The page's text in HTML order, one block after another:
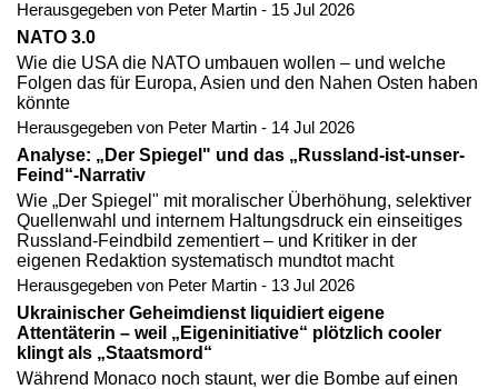
Herausgegeben von Peter Martin - 15 Jul 2026
NATO 3.0
Wie die USA die NATO umbauen wollen – und welche
Folgen das für Europa, Asien und den Nahen Osten haben
könnte
Herausgegeben von Peter Martin - 14 Jul 2026
Analyse: „Der Spiegel" und das „Russland-ist-unser-
Feind“-Narrativ
Wie „Der Spiegel" mit moralischer Überhöhung, selektiver
Quellenwahl und internem Haltungsdruck ein einseitiges
Russland-Feindbild zementiert – und Kritiker in der
eigenen Redaktion systematisch mundtot macht
Herausgegeben von Peter Martin - 13 Jul 2026
Ukrainischer Geheimdienst liquidiert eigene
Attentäterin – weil „Eigeninitiative“ plötzlich cooler
klingt als „Staatsmord“
Während Monaco noch staunt, wer die Bombe auf einen